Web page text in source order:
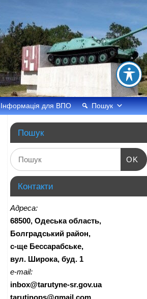
Інформація для ВПО Пошук
Пошук
OK
Контакти
Адреса:
68500, Одеська область,
Болградський район,
с-ще Бессарабське,
вул. Широка, буд. 1
e-mail:
inbox@tarutyne-sr.gov.ua
tarutinops@gmail.com